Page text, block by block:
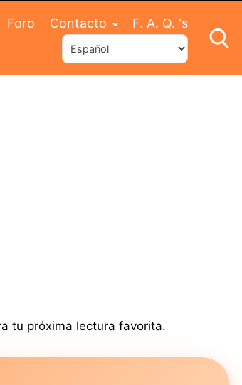
Foro Contacto F. A. Q. 's
tu próxima lectura favorita.